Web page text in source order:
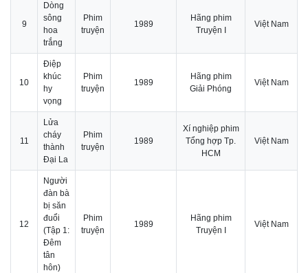
9
Dòng
sông
hoa
trắng
Phim
truyện
1989
Hãng phim
Truyện I
Việt Nam
10
Điệp
khúc
hy
vọng
Phim
truyện
1989
Hãng phim
Giải Phóng
Việt Nam
11
Lửa
cháy
thành
Đại La
Phim
truyện
1989
Xí nghiệp phim
Tổng hợp Tp.
HCM
Việt Nam
12
Người
đàn bà
bị săn
đuổi
(Tập 1:
Đêm
tân
hôn)
Phim
truyện
1989
Hãng phim
Truyện I
Việt Nam